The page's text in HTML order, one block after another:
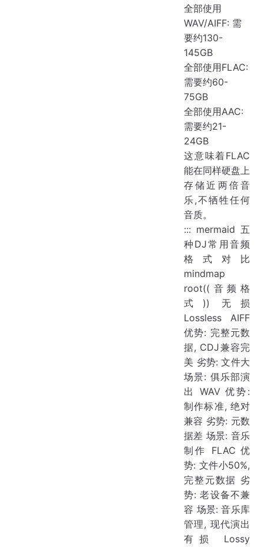
全部使用
WAV/AIFF: 需
要约130-
145GB
全部使用FLAC:
需要约60-
75GB
全部使用AAC:
需要约21-
24GB
这意味着FLAC
能在同样硬盘上
存储近两倍音
乐,不牺牲任何
音质。
::: mermaid 五
种DJ常用音频
格式对比
mindmap
root((音频格
式)) 无损
Lossless AIFF
优势: 完整元数
据, CDJ兼容完
美 劣势: 文件大
场景: 俱乐部演
出 WAV 优势:
制作标准, 绝对
兼容 劣势: 元数
据差 场景: 音乐
制作 FLAC 优
势: 文件小50%,
完整元数据 劣
势: 老设备不兼
容 场景: 音乐库
管理, 现代演出
有损 Lossy